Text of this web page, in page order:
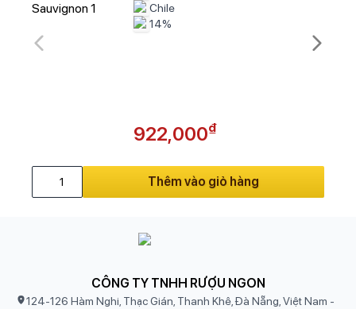
Chile
14%
922,000₫
Thêm vào giỏ hàng
CÔNG TY TNHH RƯỢU NGON
124-126 Hàm Nghi, Thạc Gián, Thanh Khê, Đà Nẵng, Việt Nam -